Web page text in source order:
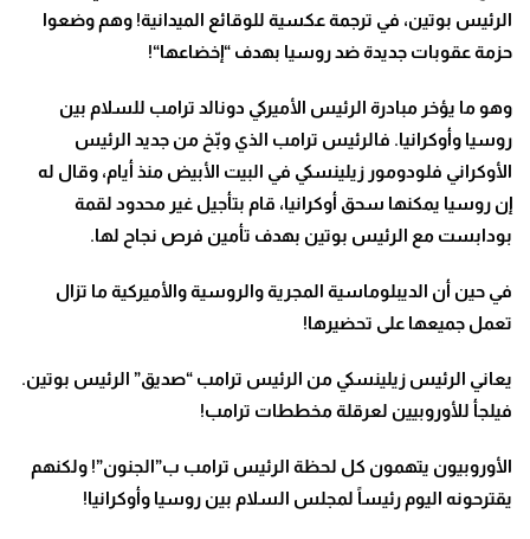
الرئيس بوتين، في ترجمة عكسية للوقائع الميدانية! وهم وضعوا
حزمة عقوبات جديدة ضد روسيا بهدف “إخضاعها“!
وهو ما يؤخر مبادرة الرئيس الأميركي دونالد ترامب للسلام بين
روسيا وأوكرانيا. فالرئيس ترامب الذي وبّخ من جديد الرئيس
الأوكراني فلودومور زيلينسكي في البيت الأبيض منذ أيام، وقال له
إن روسيا يمكنها سحق أوكرانيا، قام بتأجيل غير محدود لقمة
بودابست مع الرئيس بوتين بهدف تأمين فرص نجاح لها.
في حين أن الديبلوماسية المجرية والروسية والأميركية ما تزال
تعمل جميعها على تحضيرها!
يعاني الرئيس زيلينسكي من الرئيس ترامب “صديق” الرئيس بوتين.
فيلجأ للأوروبيين لعرقلة مخططات ترامب!
الأوروبيون يتهمون كل لحظة الرئيس ترامب ب”الجنون”! ولكنهم
يقترحونه اليوم رئيساً لمجلس السلام بين روسيا وأوكرانيا!